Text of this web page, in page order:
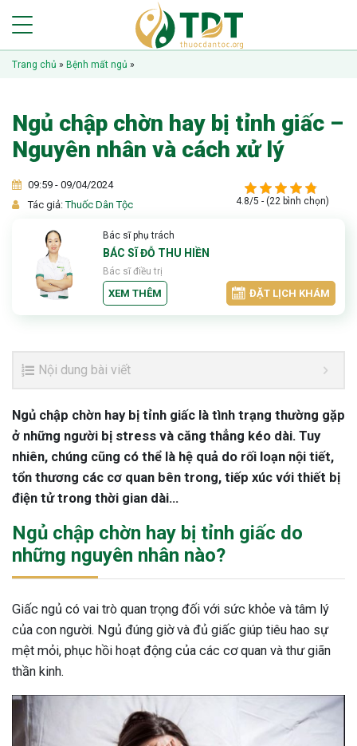
Trang chủ » Bệnh mất ngủ »
Ngủ chập chờn hay bị tỉnh giấc –
Nguyên nhân và cách xử lý
09:59 - 09/04/2024
Tác giả:Thuốc Dân Tộc 4.8/5 - (22 bình chọn)
Bác sĩ phụ trách
BÁC SĨ ĐỖ THU HIỀN
Bác sĩ điều trị
XEM THÊM ĐẶT LỊCH KHÁM
Nội dung bài viết
Ngủ chập chờn hay bị tỉnh giấc là tình trạng thường gặp
ở những người bị stress và căng thẳng kéo dài. Tuy
nhiên, chúng cũng có thể là hệ quả do rối loạn nội tiết,
tổn thương các cơ quan bên trong, tiếp xúc với thiết bị
điện tử trong thời gian dài…
Ngủ chập chờn hay bị tỉnh giấc do
những nguyên nhân nào?
Giấc ngủ có vai trò quan trọng đối với sức khỏe và tâm lý
của con người. Ngủ đúng giờ và đủ giấc giúp tiêu hao sự
mệt mỏi, phục hồi hoạt động của các cơ quan và thư giãn
thần kinh.